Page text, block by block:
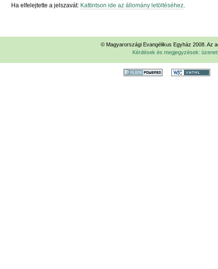
Ha elfelejtette a jelszavát: Kattintson ide az állomány letöltéséhez.
© Magyarországi Evangélikus Egyház 2008. Az
Kérdések és megjegyzések: